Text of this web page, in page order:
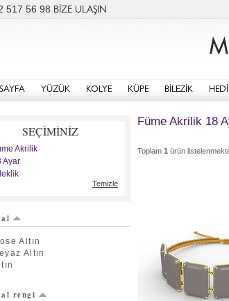
517 56 98 BİZE ULAŞIN
YÜZÜK KOLYE KÜPE BİLEZİK
SEÇİMİNİZ
Akrilik
Ayar
Temizle
Altın
Altın
rengi
Füme Akrilik 18
Toplam 1 ürün